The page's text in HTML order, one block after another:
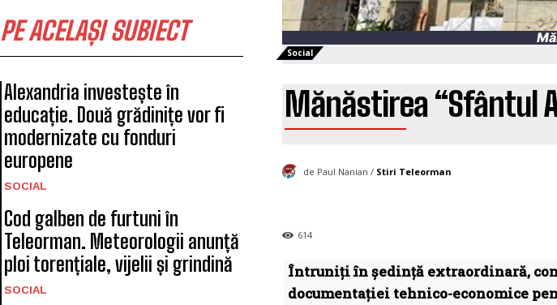
PE ACELAȘI SUBIECT
Alexandria investește în
educație. Două grădinițe vor fi
modernizate cu fonduri
europene
SOCIAL
Cod galben de furtuni în
Teleorman. Meteorologii anunță
ploi torențiale, vijelii și grindină
SOCIAL
Social
Mănăstirea “Sfântul
de Paul Nanian / Stiri Teleorman
614
Întruniți în ședință extraordinară,
documentației tehnico-economice